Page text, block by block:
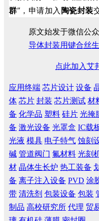
群”，申请加入 陶瓷封装
原文始发于微信公
导体封装用键合丝
点此加入艾
应用终端 芯片设计 设备
体 芯片 封装 芯片测试 材
备 化学品 塑料 硅片 光掩
备 激光设备 光罩盒 IC载
光液 模具 电子特气 蚀刻
碱 管道阀门 氟材料 光刻
材 晶体生长炉 热工装备
备 离子注入设备 PVD 涂
带 清洗剂 包装设备 包装
制品 高校研究所 代理 贸